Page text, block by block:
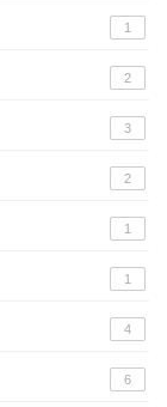
1
2
3
2
1
1
4
6